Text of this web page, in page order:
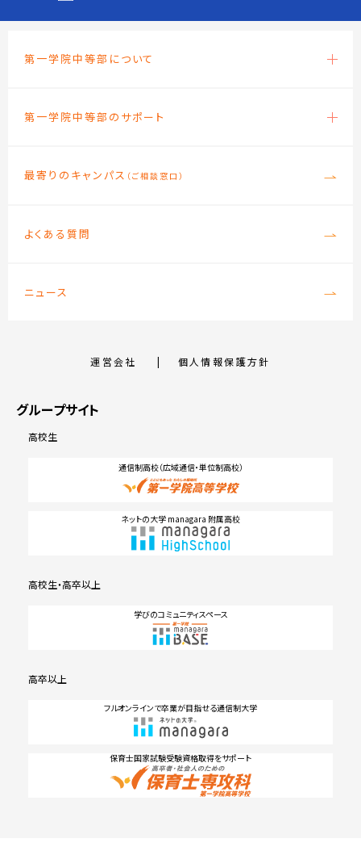
第一学院中等部について
第一学院中等部のサポート
最寄りのキャンパス （ご相談窓口）
よくある質問
ニュース
運営会社 個人情報保護方針
グループサイト
高校生
通信制高校（広域通信・単位制高校）
ネットの大学 managara 附属高校
高校生・高卒以上
学びのコミュニティスペース
高卒以上
フルオンラインで卒業が目指せる通信制大学
保育士国家試験受験資格取得をサポート